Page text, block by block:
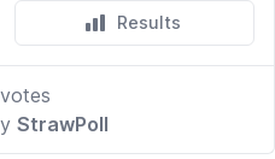
Results
votes
StrawPoll